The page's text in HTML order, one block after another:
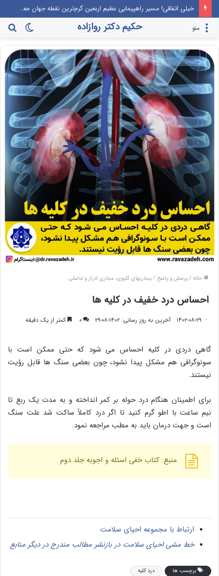
خیلی اتفاقی! مسیر راهپیمایی عظیم اربعین گرم‌ترین نقطه جهان معرفی می‌شود!
تغییر
پوسته
حکیم دکتر روازاده منو
خانه /پرسش و پاسخ /بیماریهای کلیوی، مجاری ادرار و تناسلی
احساس درد خفیف در کلیه ها
۱۴۰۲-۰۸-۲۹ آخرین به روز رسانی: ۱۴۰۲-۰۸-۲۹ ۰ کمتر از یک دقیقه
گاهی دردی در کلیه احساس می شود که حتی ممکن است با
سونوگرافی هم مشکل پیدا نشود، چون بعضی سنگ ها قابل رؤیت
نیستند.
برای اطمینان هنگام درد حوله بر کمر انداخته و به مدت یک ربع تا
نیم ساعت با اطو گرم کنید تا اگر درد کاملاً ساکت شد علت سنگ
است و جهت درمان باید به مطب مراجعه نمود.
منبع: کتاب خفی اسئله و اجوبه جلد دوم
ارتباط با مجموعه احیای سلامت
خط مشی احیای سلامت در بازنشر مطالب مندرج در دیگر منابع
برچسب ها درد کلیه